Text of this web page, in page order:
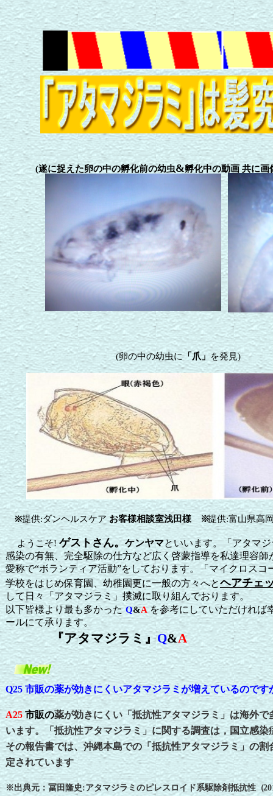
(遂に捉えた卵の中の孵化前の幼虫&孵化中の動画 共に画
(卵の中の幼虫に「爪」 を発見)
※提供:ダンヘルスケアお客様相談室浅田様 ※提供:富山県高
ようこそ!ゲストさん。ケンヤマといいます。「アタマ
感染の有無、完全駆除の仕方など広く啓蒙指導を私達理容師
愛称で“ボランティア活動”をしております。 「マイクロスコ
学校をはじめ保育園、幼稚園更に一般の方々へとヘアチェ
して日々「アタマジラミ」撲滅に取り組んでおります。
以下皆様より最も多かった Q&A を参考にしていただければ
ールにて承ります。
『アタマジラミ』Q&A
Q25 市販の薬が効きにくいアタマジラミが増えているのです
A25 市販の薬が効きにくい「抵抗性アタマジラミ」は海外
います。「抵抗性アタマジラミ」に関する調査は，国立感染
その報告書では、沖縄本島での「抵抗性アタマジラミ」の割
定されています
※出典元：冨田隆史:アタマジラミのピレスロイド系駆除剤抵抗性（